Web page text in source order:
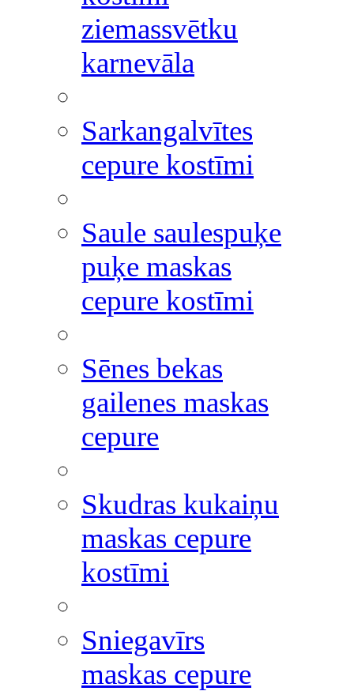
ziemassvētku
karnevāla
Sarkangalvītes
cepure kostīmi
Saule saulespuķe
puķe maskas
cepure kostīmi
Sēnes bekas
gailenes maskas
cepure
Skudras kukaiņu
maskas cepure
kostīmi
Sniegavīrs
maskas cepure